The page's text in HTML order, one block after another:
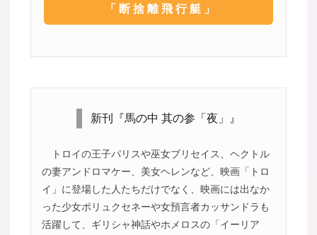
「断捨離飛行艇」
新刊『馬の中 其の参「夜」』
トロイの王子パリスや巫女ブリセイス、ヘクトル
の妻アンドロマケー、美女ヘレンなど、映画「トロ
イ」に登場した人たちだけでなく、映画には出なか
った少女ポリュクセネーや女預言者カッサンドラも
活躍して、ギリシャ神話やホメロスの「イーリア